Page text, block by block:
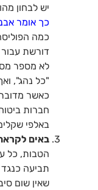
יש לבחון
כך אומר
כמה
דורשת
לא מספר
"כל נהג",
כאשר
חברות
באלפי
באים
הטבות, כל
תביעה
שאין שום